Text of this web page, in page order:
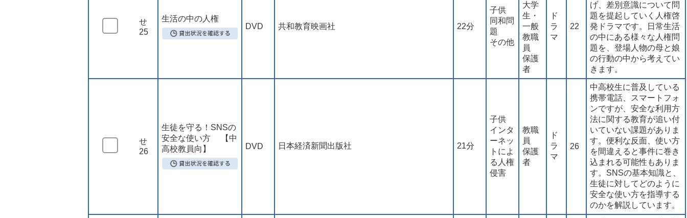
せ
25
生活の中の人権
DVD
共和教育映画社 22分
子供
同和問
題
その他
大学
生・
一般
教職
員
保護
者
ド
ラ
マ
22
げ、差別意識について問
題を提起していく人権啓
発ドラマです。日常生活
の中にある様々な人権問
題を、登場人物の母と娘
の行動の中から考えてい
きます。
せ
26
生徒を守る！SNSの
安全な使い方 【中
高校教員向】
DVD 日本経済新聞出版社 21分
子供
インタ
ーネッ
トによ
る人権
侵害
教職
員
保護
者
ド
ラ
マ
26
中高校生に普及している
携帯電話、スマートフォ
ンですが、安全な利用方
法に関する教育が追い付
いていない課題がありま
す。便利な反面、使い方
を間違えると事件に巻き
込まれる可能性もありま
す。SNSの基本知識と、
生徒に対してどのように
安全な使い方を指導する
のかを解説しています。